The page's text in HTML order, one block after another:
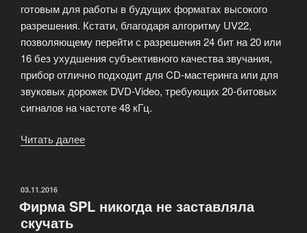
готовым для работы в будущих форматах высокого
разрешения. Кстати, благодаря алгоритму UV22,
позволяющему перейти с разрешения 24 бит на 20 или
16 без ухудшения субъективного качества звучания,
прибор отлично подходит для CD-мастеринга или для
звуковых дорожек DVD-Video, требующих 20-битовых
сигналов на частоте 48 кГц.
Читать далее
PSX-
ОПУБЛИКОВАНО
03.11.2016
Фирма SPL никогда не заставляла
скучать